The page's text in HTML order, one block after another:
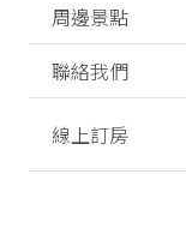
周邊景點
聯絡我們
線上訂房